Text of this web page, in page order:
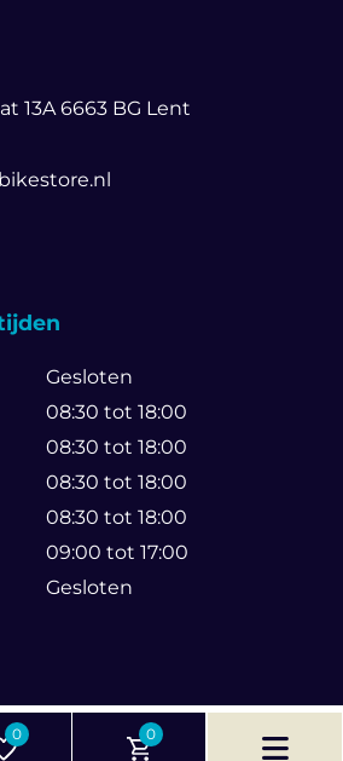
0 0
13A6663 BG Lent
Gesloten
08:30 tot 18:00
08:30 tot 18:00
08:30 tot 18:00
08:30 tot 18:00
09:00 tot 17:00
Gesloten